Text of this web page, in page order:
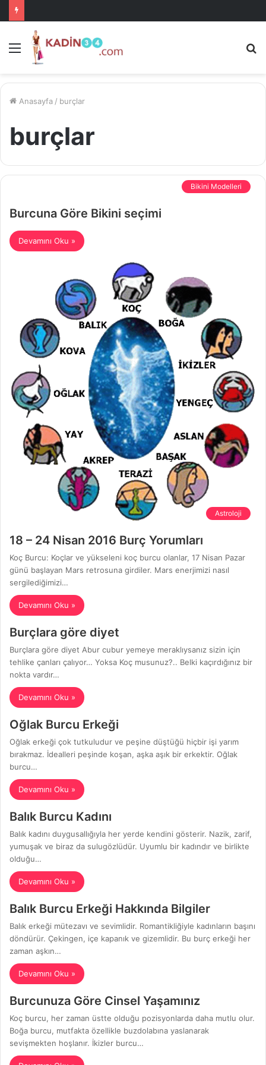
Menü
Anasayfa / burçlar
burçlar
Bikini Modelleri
Burcuna Göre Bikini seçimi
Devamını Oku »
Astroloji
18 – 24 Nisan 2016 Burç Yorumları
Koç Burcu: Koçlar ve yükseleni koç burcu olanlar, 17 Nisan Pazar
günü başlayan Mars retrosuna girdiler. Mars enerjimizi nasıl
sergilediğimizi…
Devamını Oku »
Burçlara göre diyet
Burçlara göre diyet Abur cubur yemeye meraklıysanız sizin için
tehlike çanları çalıyor… Yoksa Koç musunuz?.. Belki kaçırdığınız bir
nokta vardır…
Devamını Oku »
Oğlak Burcu Erkeği
Oğlak erkeği çok tutkuludur ve peşine düştüğü hiçbir işi yarım
bırakmaz. İdealleri peşinde koşan, aşka aşık bir erkektir. Oğlak
burcu…
Devamını Oku »
Balık Burcu Kadını
Balık kadını duygusallığıyla her yerde kendini gösterir. Nazik, zarif,
yumuşak ve biraz da sulugözlüdür. Uyumlu bir kadındır ve birlikte
olduğu…
Devamını Oku »
Balık Burcu Erkeği Hakkında Bilgiler
Balık erkeği mütezavı ve sevimlidir. Romantikliğiyle kadınların başını
döndürür. Çekingen, içe kapanık ve gizemlidir. Bu burç erkeği her
zaman aşkın…
Devamını Oku »
Burcunuza Göre Cinsel Yaşamınız
Koç burcu, her zaman üstte olduğu pozisyonlarda daha mutlu olur.
Boğa burcu, mutfakta özellikle buzdolabına yaslanarak
sevişmekten hoşlanır. İkizler burcu…